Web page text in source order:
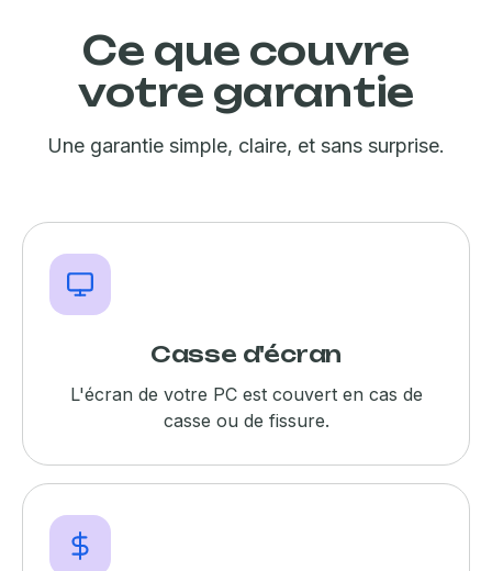
Ce que couvre
votre garantie
Une garantie simple, claire, et sans surprise.
Casse d'écran
L'écran de votre PC est couvert en cas de
casse ou de fissure.